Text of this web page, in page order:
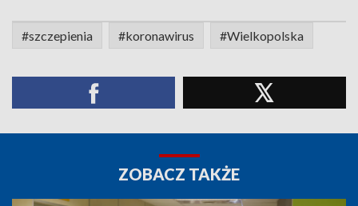
#szczepienia #koronawirus #Wielkopolska
ZOBACZ TAKŻE